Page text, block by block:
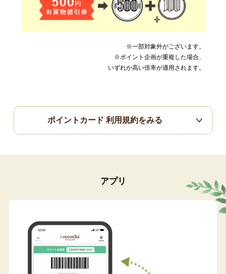
※一部対象外がございます。
※ポイント企画が重複した場合、
いずれか高い倍率が適用されます。
ポイントカード 利用規約をみる
アプリ